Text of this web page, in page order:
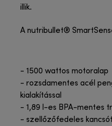
illik.
A nutribullet®
- 1500 wattos motoralap
- rozsdamentes acél
kialakítással
- 1,89 l-es BPA-mentes
- szellőzőfedeles